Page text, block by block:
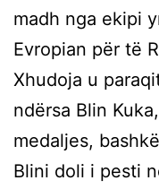
madh nga ekipi
Evropian për të
Xhudoja u
ndërsa Blin
medaljes,
Blini doli i pesti